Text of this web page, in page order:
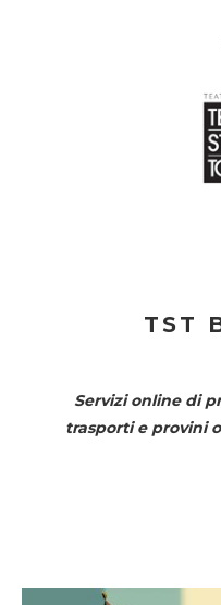
TST
Servizi online di
trasporti e provini